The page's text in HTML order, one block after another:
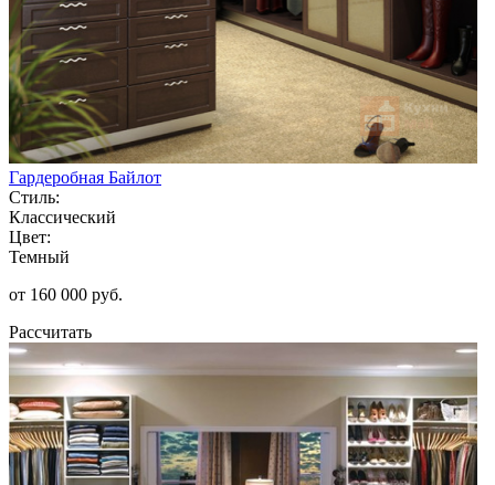
Гардеробная Байлот
Стиль:
Классический
Цвет:
Темный
от 160 000 руб.
Рассчитать